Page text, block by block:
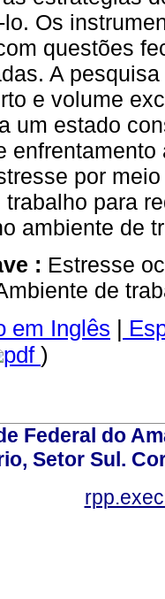
lo. Os
questões
A
e volume
um estado
por
para
ambiente de
: Estresse
de
em Inglês |
pdf )
Federal do
Setor Sul.